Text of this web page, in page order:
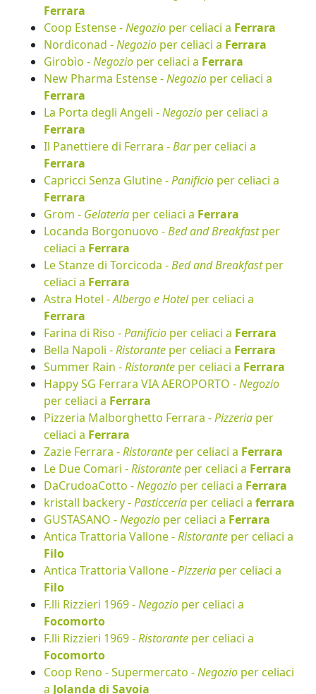
Ferrara
Coop Estense -Negozio per celiaci a Ferrara
Nordiconad -Negozio per celiaci a Ferrara
Girobìo -Negozio per celiaci a Ferrara
New Pharma Estense -Negozio per celiaci a
Ferrara
La Porta degli Angeli -Negozio per celiaci a
Ferrara
Il Panettiere di Ferrara -Barper celiaci a
Ferrara
Capricci Senza Glutine -Panificio per celiaci a
Ferrara
Grom - Gelateria per celiaci a Ferrara
Locanda Borgonuovo -Bed and Breakfastper
celiaci a Ferrara
Le Stanze di Torcicoda -Bed and Breakfastper
celiaci a Ferrara
Astra Hotel -Albergo e Hotelper celiaci a
Ferrara
Farina di Riso -Panificio per celiaci a Ferrara
Bella Napoli -Ristorante per celiaci a Ferrara
Summer Rain -Ristorante per celiaci a Ferrara
Happy SG Ferrara VIA AEROPORTO -Negozio
per celiaci a Ferrara
Pizzeria Malborghetto Ferrara -Pizzeria per
celiaci a Ferrara
Zazie Ferrara -Ristorante per celiaci a Ferrara
Le Due Comari -Ristorante per celiaci a Ferrara
DaCrudoaCotto -Negozio per celiaci a Ferrara
kristall backery -Pasticceria per celiaci a ferrara
GUSTASANO -Negozio per celiaci a Ferrara
Antica Trattoria Vallone -Ristorante per celiaci a
Filo
Antica Trattoria Vallone -Pizzeria per celiaci a
Filo
F.lli Rizzieri 1969 -Negozio per celiaci a
Focomorto
F.lli Rizzieri 1969 -Ristorante per celiaci a
Focomorto
Coop Reno - Supermercato -Negozio per celiaci
a Jolanda di Savoia